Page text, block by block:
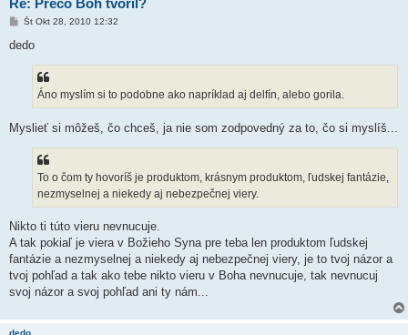
Re: Prečo Boh tvoril?
P
í
Št Okt 28, 2010 12:32
dedo
Áno myslím si to podobne ako napríklad aj delfín, alebo gorila.
Myslieť si môžeš, čo chceš, ja nie som zodpovedný za to, čo si myslíš...
To o čom ty hovoríš je produktom, krásnym produktom, ľudskej fantázie,
nezmyselnej a niekedy aj nebezpečnej viery.
Nikto ti túto vieru nevnucuje.
A tak pokiaľ je viera v Božieho Syna pre teba len produktom ľudskej
fantázie a nezmyselnej a niekedy aj nebezpečnej viery, je to tvoj názor a
tvoj pohľad a tak ako tebe nikto vieru v Boha nevnucuje, tak nevnucuj
svoj názor a svoj pohľad ani ty nám...